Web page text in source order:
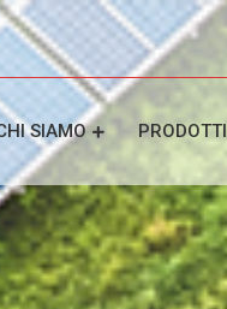
SIAMO PRODOTTI